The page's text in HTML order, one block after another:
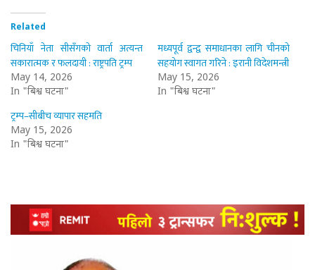
Related
चिनियाँ नेता सीसँगको वार्ता अत्यन्त
सकारात्मक र फलदायी : राष्ट्रपति ट्रम्प
May 14, 2026
In "बिश्व घटना"
मध्यपूर्व द्वन्द्व समाधानका लागि चीनको
सहयोग स्वागत गरिने : इरानी विदेशमन्त्री
May 15, 2026
In "बिश्व घटना"
ट्रम्प–सीबीच व्यापार सहमति
May 15, 2026
In "बिश्व घटना"